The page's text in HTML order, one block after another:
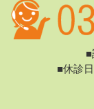
■
■休診